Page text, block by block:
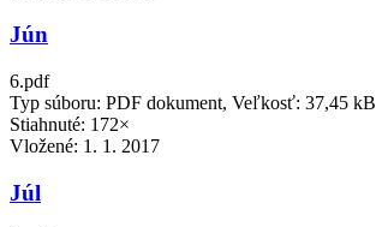
Jún
6.pdf
Typ súboru: PDF dokument, Veľkosť: 37,45 kB
Stiahnuté: 172×
Vložené: 1. 1. 2017
Júl